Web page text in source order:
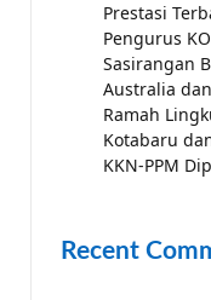
Prestasi
Pengurus
Sasirangan
Australia
Ramah
Kotabaru
KKN-PPM
Recent